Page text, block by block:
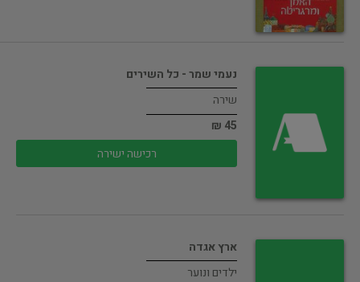
נעמי שמר - כל השירים
שירה
45 ₪
רכישה ישירה
ארץ אגדה
ילדים ונוער